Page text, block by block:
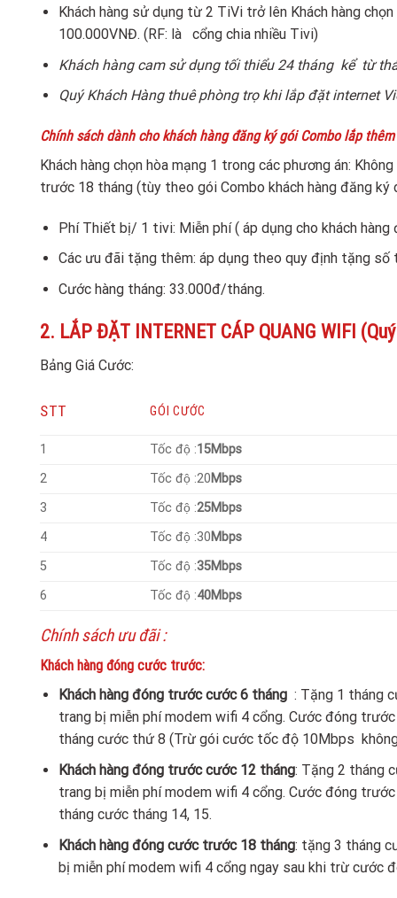
Khách hàng sử dụng từ 2 TiVi trở lên Khách hàng
100.000VNĐ. (RF: là cổng chia nhiều Tivi)
Khách hàng cam sử dụng tối thiểu 24 tháng kể từ
Quý Khách Hàng thuê phòng trọ khi lắp đặt internet
Chính sách dành cho khách hàng đăng ký gói Combo lắp
Khách hàng chọn hòa mạng 1 trong các phương án:
trước 18 tháng (tùy theo gói Combo khách hàng đăng ký
Phí Thiết bị/ 1 tivi: Miễn phí ( áp dụng cho khách
Các ưu đãi tặng thêm: áp dụng theo quy định tặng số
Cước hàng tháng: 33.000đ/tháng.
2. LẮP ĐẶT INTERNET CÁP QUANG WIFI
Bảng Giá Cước:
STT GÓI CƯỚC
1 Tốc độ :15Mbps
2
Tốc độ :20Mbps
3
Tốc độ :25Mbps
4
Tốc độ :30Mbps
5
Tốc độ :35Mbps
6
Tốc độ :40Mbps
Chính sách ưu đãi :
Khách hàng đóng cước trước:
Khách hàng đóng trước cước 6 tháng : Tặng 1 tháng
trang bị miễn phí modem wifi 4 cổng. Cước đóng
tháng cước thứ 8 (Trừ gói cước tốc độ 10Mbps
Khách hàng đóng trước cước 12 tháng: Tặng 2 tháng
trang bị miễn phí modem wifi 4 cổng. Cước đóng
tháng cước tháng 14, 15.
Khách hàng đóng cước trước 18 tháng: tặng 3 tháng
bị miễn phí modem wifi 4 cổng ngay sau khi trừ cước